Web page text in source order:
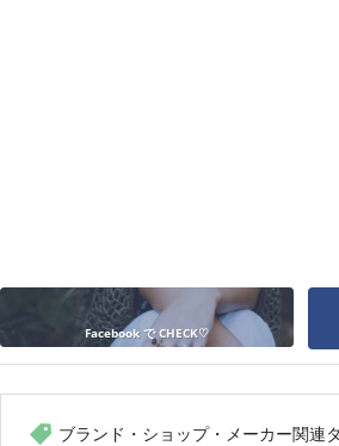
Facebook で CHECK♡
ブランド・ショップ・メーカー関連